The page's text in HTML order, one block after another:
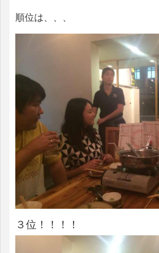
順位は、、、
３位！！！！